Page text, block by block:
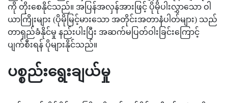
ကို တိုးစေနိုင်သည်။ အပြန်အလှန်အားဖြင့် ပိုမိုပါးလွှာသော ဝါ
ယာကြိုးများ (ပိုမိုမြင့်မားသော အတိုင်းအတာနံပါတ်များ) သည်
တာရှည်ခံနိုင်မှု နည်းပါးပြီး အဆက်မပြတ်ဝါးခြင်းကြောင့်
ပျက်စီးရန် ပိုများနိုင်သည်။
ပစ္စည်းရွေးချယ်မှု